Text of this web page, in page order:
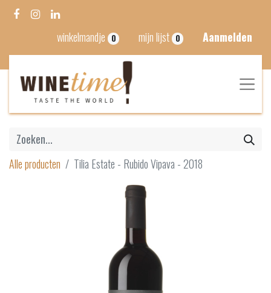
winkelmandje 0 mijn lijst 0 Aanmelden
Alle producten Tilia Estate - Rubido Vipava - 2018